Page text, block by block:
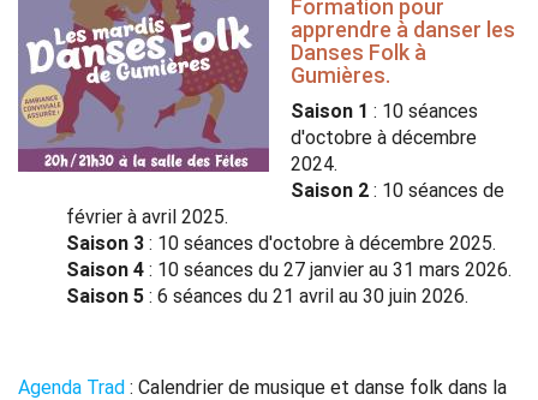
Formation pour
apprendre à danser les
Danses Folk à
Gumières.
Saison 1 : 10 séances
d'octobre à décembre
2024.
Saison 2 : 10 séances de
février à avril 2025.
Saison 3 : 10 séances d'octobre à décembre 2025.
Saison 4 : 10 séances du 27 janvier au 31 mars 2026.
Saison 5 : 6 séances du 21 avril au 30 juin 2026.
Agenda Trad : Calendrier de musique et danse folk dans la